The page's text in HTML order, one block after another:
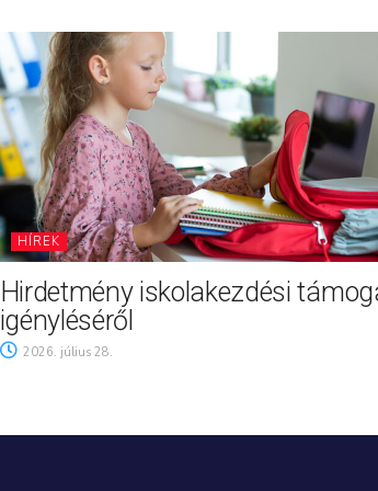
HÍREK
Hirdetmény iskolakezdési
igényléséről
2026. július 28.